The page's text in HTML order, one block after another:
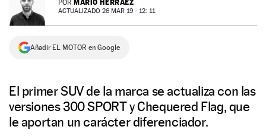
NEWSLETTER
SÍGUENOS
POR MARIO HERRÁEZ
ACTUALIZADO 26 MAR 19 - 12: 11
Añadir EL MOTOR en Google
El primer SUV de la marca se actualiza con las
versiones 300 SPORT y Chequered Flag, que
le aportan un carácter diferenciador.